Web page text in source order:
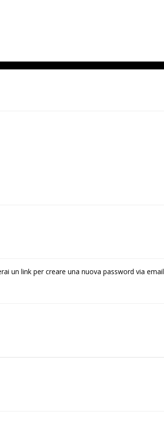
un link per creare una nuova password via email